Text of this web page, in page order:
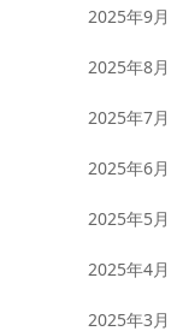
2025年9月
2025年8月
2025年7月
2025年6月
2025年5月
2025年4月
2025年3月